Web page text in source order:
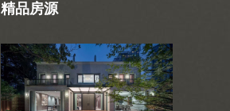
精品房源